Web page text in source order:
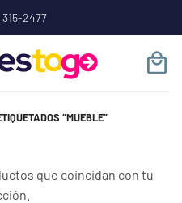
315-2477
“MUEBLE”
que coincidan con tu